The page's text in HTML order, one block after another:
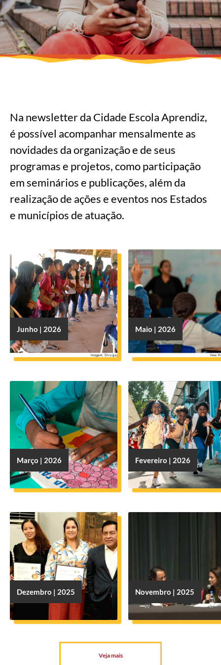
Na newsletter da Cidade Escola Aprendiz,
é possível acompanhar mensalmente as
novidades da organização e de seus
programas e projetos, como participação
em seminários e publicações, além da
realização de ações e eventos nos Estados
e municípios de atuação.
Junho | 2026 Maio | 2026
Março | 2026 Fevereiro | 2026
Dezembro | 2025 Novembro | 2025
Veja mais